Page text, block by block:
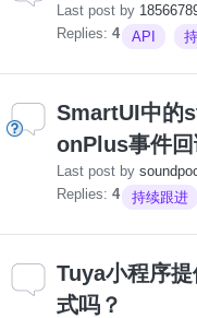
Last post by
Replies: 4 API
SmartUI中的
onPlus事件
Last post by
Replies: 4 持续跟进
Tuya小程序
式吗？